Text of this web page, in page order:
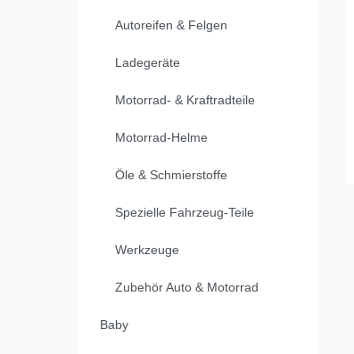
Autoreifen & Felgen
Ladegeräte
Motorrad- & Kraftradteile
Motorrad-Helme
Öle & Schmierstoffe
Spezielle Fahrzeug-Teile
Werkzeuge
Zubehör Auto & Motorrad
Baby